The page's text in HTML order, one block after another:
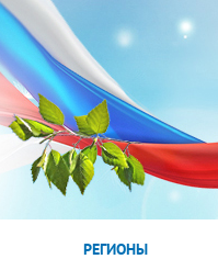
РЕГИОНЫ